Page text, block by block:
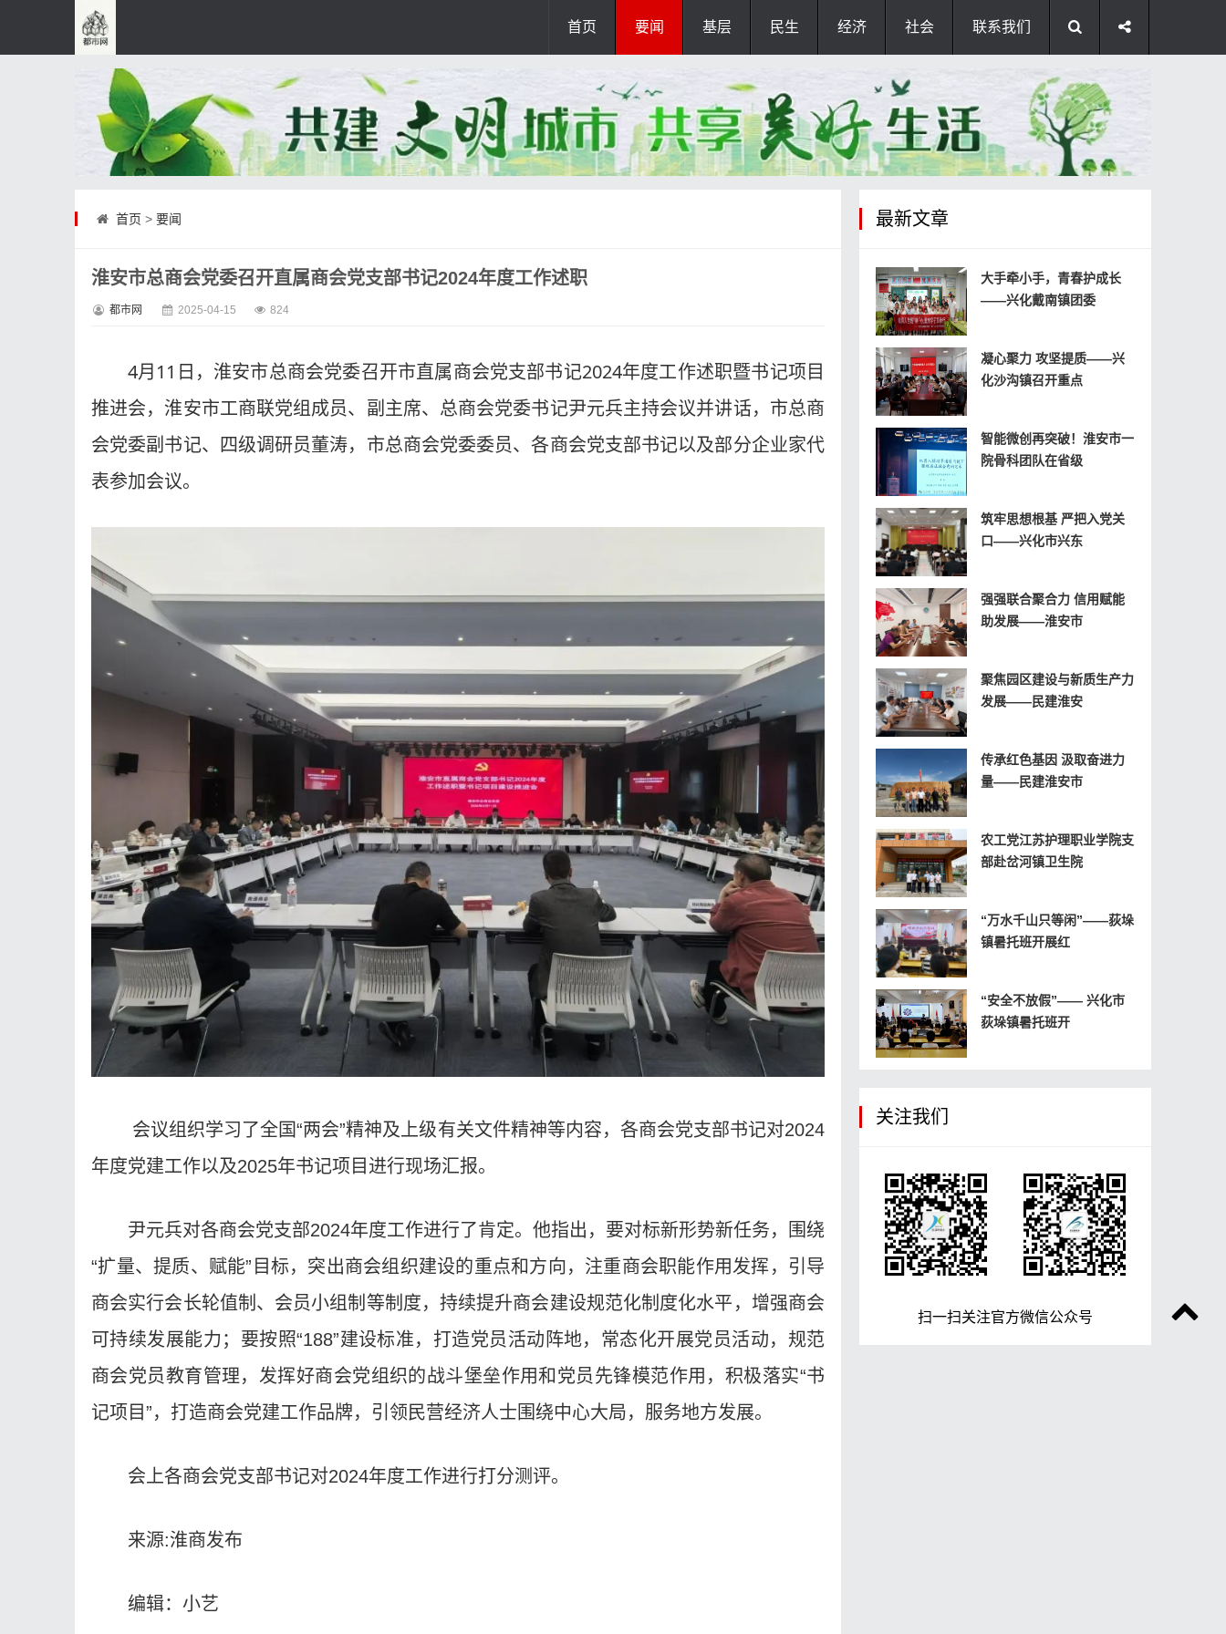
首页 要闻 基层 民生 经济 社会 联系我们
首页 > 要闻
淮安市总商会党委召开直属商会党支部书记2024年度工作述职
都市网 2025-04-15 824
4月11日，淮安市总商会党委召开市直属商会党支部书记2024年度工作述职暨书记项目
推进会，淮安市工商联党组成员、副主席、总商会党委书记尹元兵主持会议并讲话，市总商
会党委副书记、四级调研员董涛，市总商会党委委员、各商会党支部书记以及部分企业家代
表参加会议。
会议组织学习了全国“两会”精神及上级有关文件精神等内容，各商会党支部书记对2024
年度党建工作以及2025年书记项目进行现场汇报。
尹元兵对各商会党支部2024年度工作进行了肯定。他指出，要对标新形势新任务，围绕
“扩量、提质、赋能”目标，突出商会组织建设的重点和方向，注重商会职能作用发挥，引导
商会实行会长轮值制、会员小组制等制度，持续提升商会建设规范化制度化水平，增强商会
可持续发展能力；要按照“188”建设标准，打造党员活动阵地，常态化开展党员活动，规范
商会党员教育管理，发挥好商会党组织的战斗堡垒作用和党员先锋模范作用，积极落实“书
记项目”，打造商会党建工作品牌，引领民营经济人士围绕中心大局，服务地方发展。
会上各商会党支部书记对2024年度工作进行打分测评。
来源:淮商发布
编辑：小艺
最新文章
大手牵小手，青春护成长
——兴化戴南镇团委
凝心聚力 攻坚提质——兴
化沙沟镇召开重点
智能微创再突破！淮安市一
院骨科团队在省级
筑牢思想根基 严把入党关
口——兴化市兴东
强强联合聚合力 信用赋能
助发展——淮安市
聚焦园区建设与新质生产力
发展——民建淮安
传承红色基因 汲取奋进力
量——民建淮安市
农工党江苏护理职业学院支
部赴岔河镇卫生院
“万水千山只等闲”——荻垛
镇暑托班开展红
“安全不放假”—— 兴化市
荻垛镇暑托班开
关注我们
扫一扫关注官方微信公众号